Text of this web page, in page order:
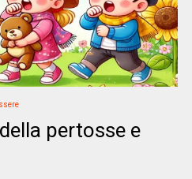
pertosse e